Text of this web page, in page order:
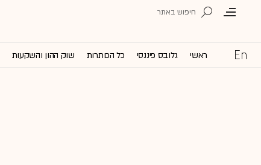
ראשי גלובס פיננסי כל הכותרות שוק ההון והשקעות